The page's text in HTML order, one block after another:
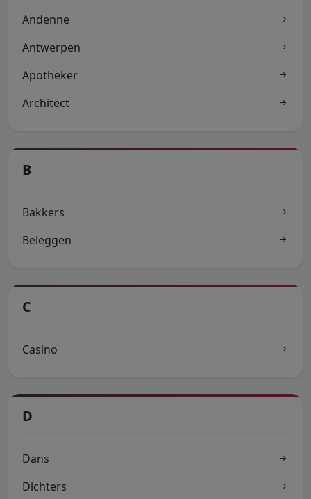
Andenne
Antwerpen
Apotheker
Architect
B
Bakkers
Beleggen
C
Casino
D
Dans
Dichters